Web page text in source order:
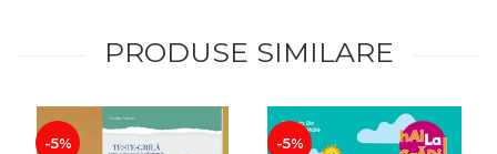
PRODUSE SIMILARE
-5% -5%